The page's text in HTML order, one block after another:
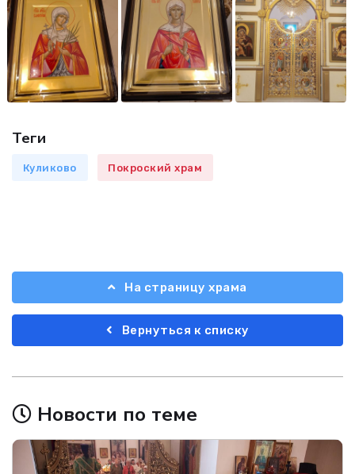
Теги
Куликово Покроский храм
На страницу храма
Вернуться к списку
Новости по теме